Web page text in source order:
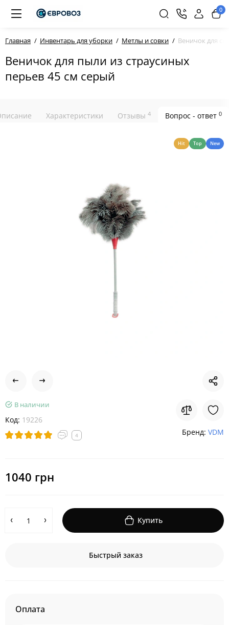
0
Главная Инвентарь для уборки Метлы и совки Веничок для
Веничок для пыли из страусиных
перьев 45 см серый
Характеристики Отзывы 4 Вопрос - ответ 0
Hit Top New
В наличии
Код: 19226
4 Бренд: VDM
1040 грн
Купить
Быстрый заказ
Оплата